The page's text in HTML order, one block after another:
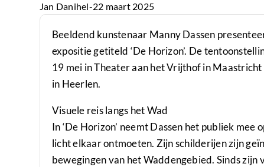
Jan Danihel-22 maart 2025
Beeldend kunstenaar Manny Dassen
expositie getiteld ‘De Horizon’. De
19 mei in Theater aan het Vrijthof in
in Heerlen.
Visuele reis langs het Wad
In ‘De Horizon’ neemt Dassen het publiek
licht elkaar ontmoeten. Zijn schilderijen zijn
bewegingen van het Waddengebied. Sinds